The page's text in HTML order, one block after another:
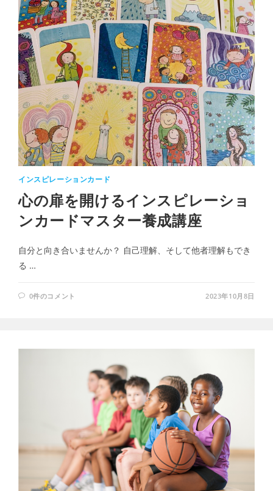
インスピレーションカード
心の扉を開けるインスピレーショ
ンカードマスター養成講座
自分と向き合いませんか？ 自己理解、そして他者理解もでき
る …
0件のコメント 2023年10月8日